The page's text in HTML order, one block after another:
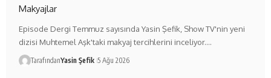
Makyajlar
Episode Dergi Temmuz sayısında Yasin Şefik, Show TV'nin yeni
dizisi Muhtemel Aşk'taki makyaj tercihlerini inceliyor.…
TarafındanYasin Şefik 5 Ağu 2026